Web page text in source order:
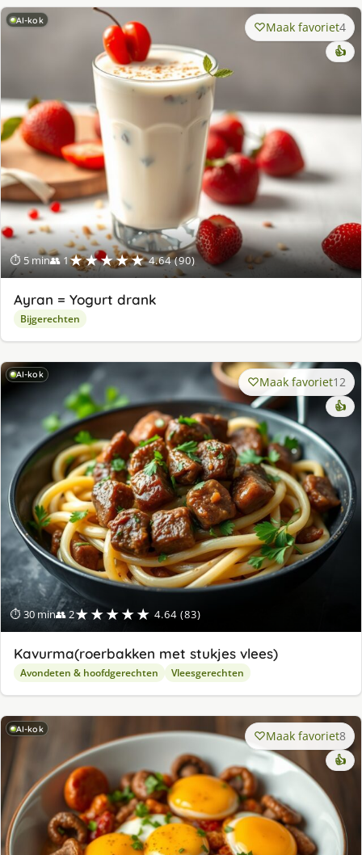
AI-kok
⏱ 5 min👥 1★★★★★ 4.64 (90)
Maak favoriet4
👍
Ayran = Yogurt drank
Bijgerechten
AI-kok
⏱ 30 min👥 2★★★★★ 4.64 (83)
Maak favoriet12
👍
Kavurma(roerbakken met stukjes vlees)
Avondeten & hoofdgerechten Vleesgerechten
AI-kok Maak favoriet8
👍